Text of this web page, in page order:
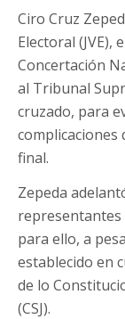
Ciro Cruz
Electoral (JVE),
Concertación
al Tribunal
cruzado, para
complicaciones
final.
Zepeda
representantes
para ello, a
establecido en
de lo
(CSJ).